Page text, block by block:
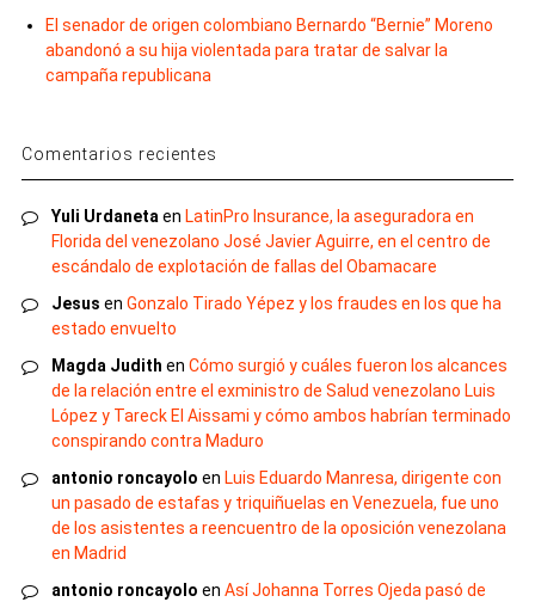
El senador de origen colombiano Bernardo “Bernie” Moreno
abandonó a su hija violentada para tratar de salvar la
campaña republicana
Comentarios recientes
Yuli Urdanetaen LatinPro Insurance, la aseguradora en
Florida del venezolano José Javier Aguirre, en el centro de
escándalo de explotación de fallas del Obamacare
Jesus en Gonzalo Tirado Yépez y los fraudes en los que ha
estado envuelto
Magda Judith en Cómo surgió y cuáles fueron los alcances
de la relación entre el exministro de Salud venezolano Luis
López y Tareck El Aissami y cómo ambos habrían terminado
conspirando contra Maduro
antonio roncayolo en Luis Eduardo Manresa, dirigente con
un pasado de estafas y triquiñuelas en Venezuela, fue uno
de los asistentes a reencuentro de la oposición venezolana
en Madrid
antonio roncayolo en Así Johanna Torres Ojeda pasó de